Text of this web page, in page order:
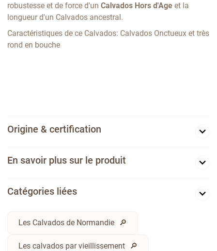
robustesse et de force d'un Calvados Hors d'Age et la
longueur d'un Calvados ancestral.
Caractéristiques de ce Calvados: Calvados Onctueux et très
rond en bouche
Origine & certification
En savoir plus sur le produit
Catégories liées
Les Calvados de Normandie
Les calvados par vieillissement